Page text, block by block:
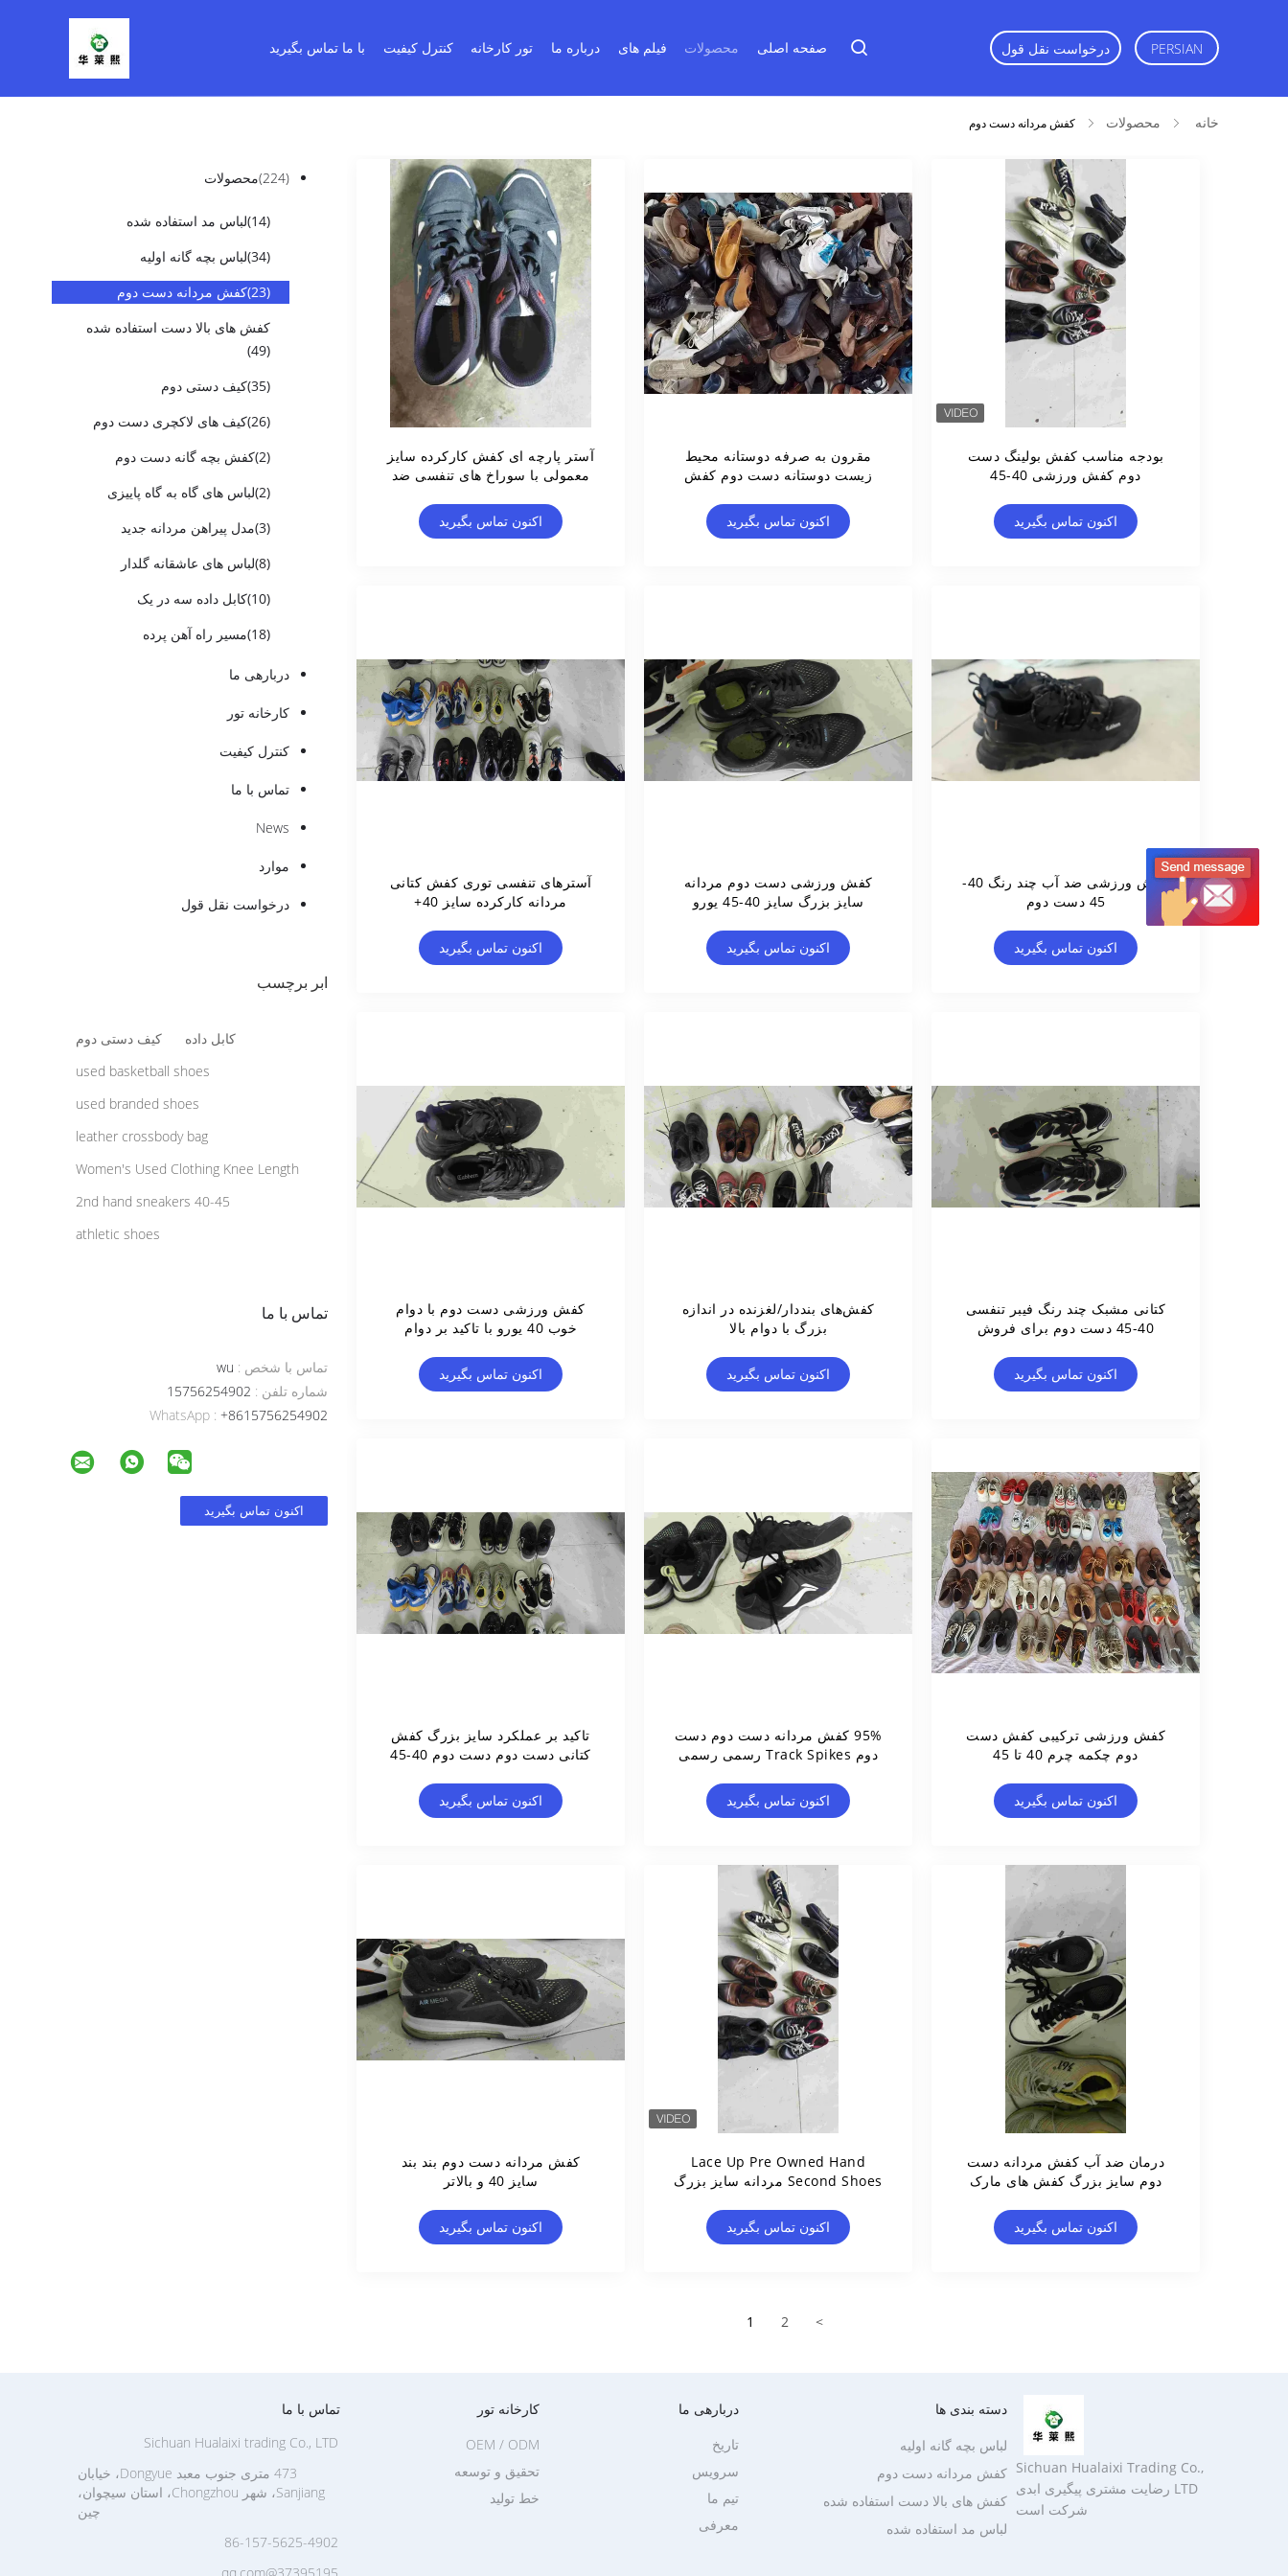
صفحه اصلی محصولات فیلم های درباره ما تور کارخانه کنترل کیفیت با ما تماس بگیرید درخواست نقل قول PERSIAN
خانه محصولات کفش مردانه دست دوم
محصولات (224)
لباس مد استفاده شده
(14)
لباس بچه گانه اولیه
(34)
کفش مردانه دست دوم
(23)
کفش های بالا دست استفاده شده
(49)
کیف دستی دوم
(35)
کیف های لاکچری دست دوم
(26)
کفش بچه گانه دست دوم
(2)
لباس های گاه به گاه پاییزی
(2)
مدل پیراهن مردانه جدید
(3)
لباس های عاشقانه گلدار
(8)
کابل داده سه در یک
(10)
مسیر راه آهن پرده
(18)
دربارهی ما
کارخانه تور
کنترل کیفیت
تماس با ما
News
موارد
درخواست نقل قول
ابر برچسب
کیف دستی دوم
کابل داده
used basketball shoes
used branded shoes
leather crossbody bag
Women's Used Clothing Knee Length
2nd hand sneakers 40-45
athletic shoes
تماس با ما
تماس با شخص :
شماره تلفن :
WhatsApp : +8615756254902
آستر پارچه ای کفش کارکرده سایز
معمولی با سوراخ های تنفسی ضد
اکنون تماس بگیرید
مقرون به صرفه دوستانه محیط
زیست دوستانه دست دوم کفش
اکنون تماس بگیرید
بودجه مناسب کفش بولینگ دست
دوم کفش ورزشی 40-45
اکنون تماس بگیرید
آسترهای تنفسی توری کفش کتانی
مردانه کارکرده سایز 40+
اکنون تماس بگیرید
کفش ورزشی دست دوم مردانه
سایز بزرگ سایز 40-45 یورو
اکنون تماس بگیرید
کفش ورزشی ضد آب چند رنگ 40-
45 دست دوم
اکنون تماس بگیرید
کفش ورزشی دست دوم با دوام
خوب 40 یورو با تاکید بر دوام
اکنون تماس بگیرید
کفش‌های بنددار/لغزنده در اندازه
بزرگ با دوام بالا
اکنون تماس بگیرید
کتانی مشبک چند رنگ فیبر تنفسی
40-45 دست دوم برای فروش
اکنون تماس بگیرید
تاکید بر عملکرد سایز بزرگ کفش
کتانی دست دوم دست دوم 40-45
اکنون تماس بگیرید
95% کفش مردانه دست دوم دست
دوم Track Spikes رسمی رسمی
اکنون تماس بگیرید
کفش ورزشی ترکیبی کفش دست
دوم چکمه چرم 40 تا 45
اکنون تماس بگیرید
کفش مردانه دست دوم بند بند
سایز 40 و بالاتر
اکنون تماس بگیرید
Lace Up Pre Owned Hand
Second Shoes مردانه سایز بزرگ
اکنون تماس بگیرید
درمان ضد آب کفش مردانه دست
دوم سایز بزرگ کفش های مارک
اکنون تماس بگیرید
1 2 >
Sichuan Hualaixi Trading Co.,
LTD رضایت مشتری پیگیری ابدی
شرکت است
دسته بندی ها
لباس مد استفاده شده
لباس بچه گانه اولیه
کفش مردانه دست دوم
کفش های بالا دست استفاده شده
دربارهی ما
معرفی
تاریخ
سرویس
تیم ما
کارخانه تور
خط تولید
OEM / ODM
تحقیق و توسعه
تماس با ما
Sichuan Hualaixi trading Co., LTD
473 متری جنوب معبد Dongyue، خیابان
Sanjiang، شهر Chongzhou، استان سیچوان،
چین
86-157-5625-4902